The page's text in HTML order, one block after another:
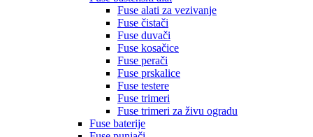
Fuse alati za vezivanje
Fuse čistači
Fuse duvači
Fuse kosačice
Fuse perači
Fuse prskalice
Fuse testere
Fuse trimeri
Fuse trimeri za živu ogradu
Fuse baterije